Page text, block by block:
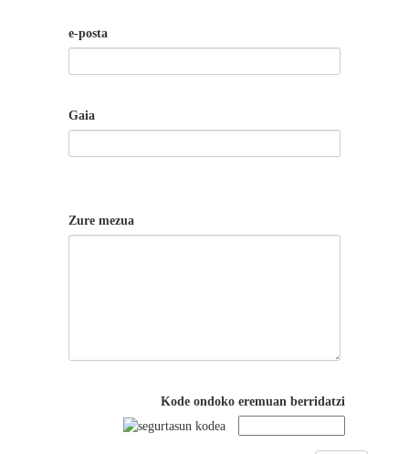
e-posta
Gaia
Zure mezua
Kode ondoko eremuan berridatzi